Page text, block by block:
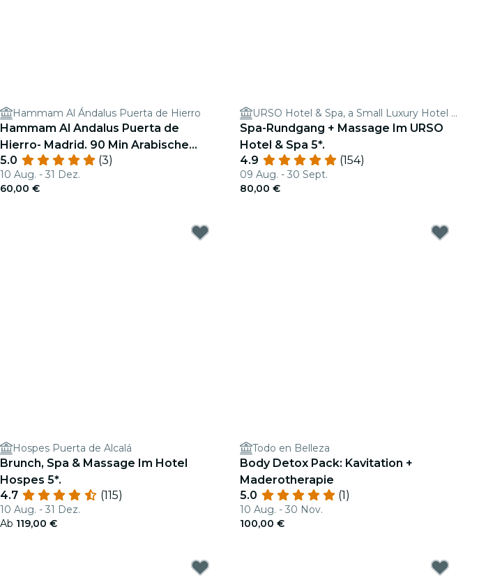
Hammam Al Ándalus Puerta de Hierro
Hammam Al Andalus Puerta de
Hierro- Madrid. 90 Min Arabische
Bäder
5.0 (3)
10 Aug. - 31 Dez.
60,00 €
URSO Hotel & Spa, a Small Luxury Hotel of the World
Spa-Rundgang + Massage Im URSO
Hotel & Spa 5*.
4.9
(154)
09 Aug. - 30 Sept.
80,00 €
Hospes Puerta de Alcalá
Brunch, Spa & Massage Im Hotel
Hospes 5*.
4.7
(115)
10 Aug. - 31 Dez.
Ab 119,00 €
Todo en Belleza
Body Detox Pack: Kavitation +
Maderotherapie
5.0
(1)
10 Aug. - 30 Nov.
100,00 €